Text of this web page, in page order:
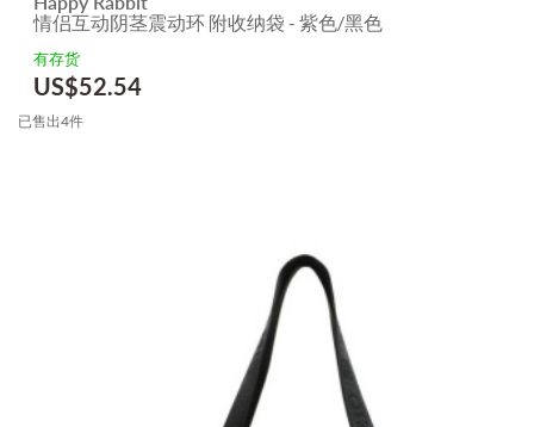
情侣互动阴茎震动环 附收纳袋 - 紫色/黑色
有存货
US$52.54
已售出4件